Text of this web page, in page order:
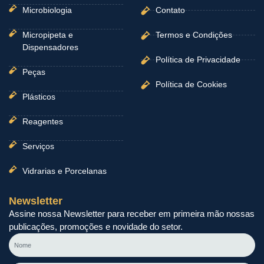
Microbiologia
Micropipeta e
Dispensadores
Peças
Plásticos
Reagentes
Serviços
Vidrarias e Porcelanas
Contato
Termos e Condições
Política de Privacidade
Política de Cookies
Newsletter
Assine nossa Newsletter para receber em primeira mão nossas
publicações, promoções e novidade do setor.
Nome